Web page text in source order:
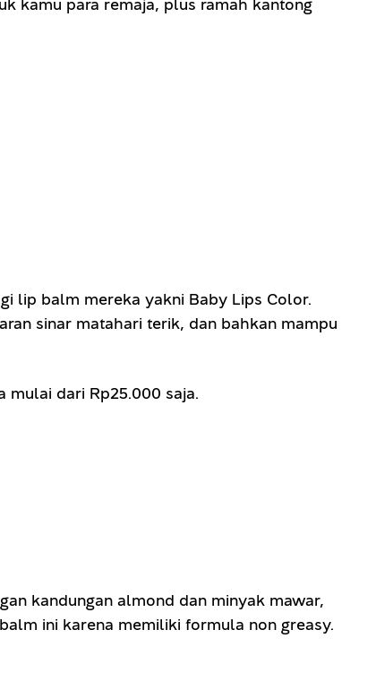
kamu para remaja, plus ramah kantong
lip balm mereka yakni Baby Lips Color.
sinar matahari terik, dan bahkan mampu
dari Rp25.000 saja.
kandungan almond dan minyak mawar,
ini karena memiliki formula non greasy.